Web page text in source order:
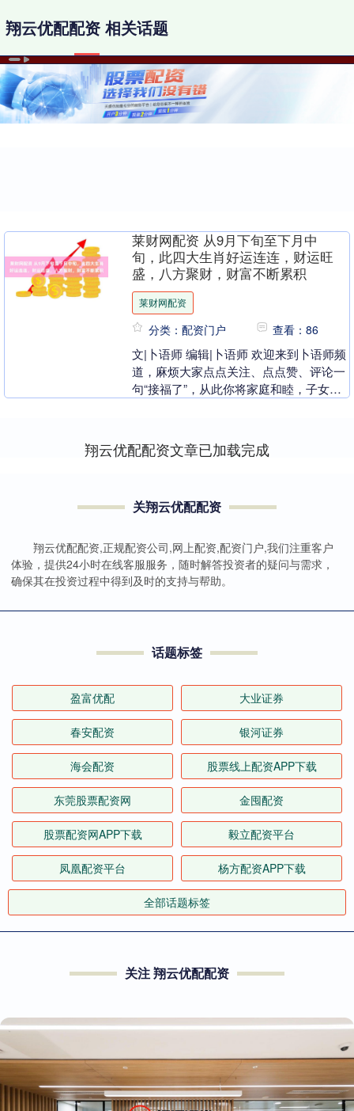
翔云优配配资 相关话题
莱财网配资 从9月下旬至下月中
旬，此四大生肖好运连连，财运旺
盛，八方聚财，财富不断累积
莱财网配资
分类：配资门户 查看：86
文|卜语师 编辑|卜语师 欢迎来到卜语师频
道，麻烦大家点点关注、点点赞、评论一
句“接福了”，从此你将家庭和睦，子女孝
翔云优配配资文章已加载完成
关翔云优配配资
翔云优配配资,正规配资公司,网上配资,配资门户,我们注重客户
体验，提供24小时在线客服服务，随时解答投资者的疑问与需求，
确保其在投资过程中得到及时的支持与帮助。
话题标签
盈富优配 大业证券
春安配资 银河证券
海会配资 股票线上配资APP下载
东莞股票配资网 金囤配资
股票配资网APP下载 毅立配资平台
凤凰配资平台 杨方配资APP下载
全部话题标签
关注 翔云优配配资